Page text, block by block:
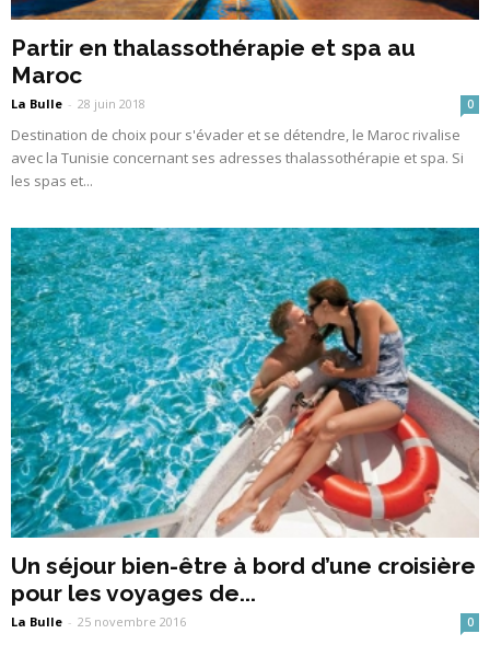
Partir en thalassothérapie et spa au
Maroc
La Bulle - 28 juin 2018 0
Destination de choix pour s'évader et se détendre, le Maroc rivalise
avec la Tunisie concernant ses adresses thalassothérapie et spa. Si
les spas et...
Un séjour bien-être à bord d’une croisière
pour les voyages de...
La Bulle - 25 novembre 2016 0